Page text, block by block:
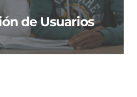
de Usuarios